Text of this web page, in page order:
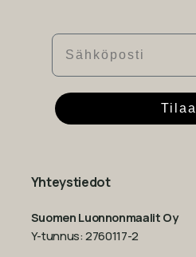
Sähköposti
Tilaa
Yhteystiedot
Suomen Luonnonmaalit Oy
Y-tunnus: 2760117-2